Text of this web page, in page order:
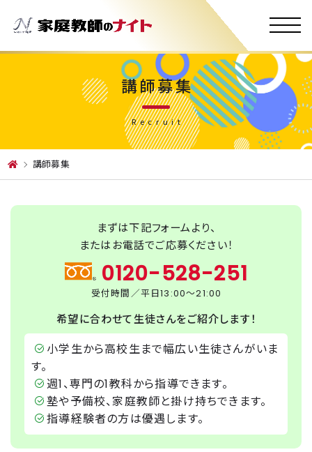
講師募集
Recruit
講師募集
まずは下記フォームより、
またはお電話でご応募ください！
0120-528-251
受付時間／平日13:00～21:00
希望に合わせて生徒さんをご紹介します！
小学生から高校生まで幅広い生徒さんがいま
す。
週1、専門の1教科から指導できます。
塾や予備校、家庭教師と掛け持ちできます。
指導経験者の方は優遇します。